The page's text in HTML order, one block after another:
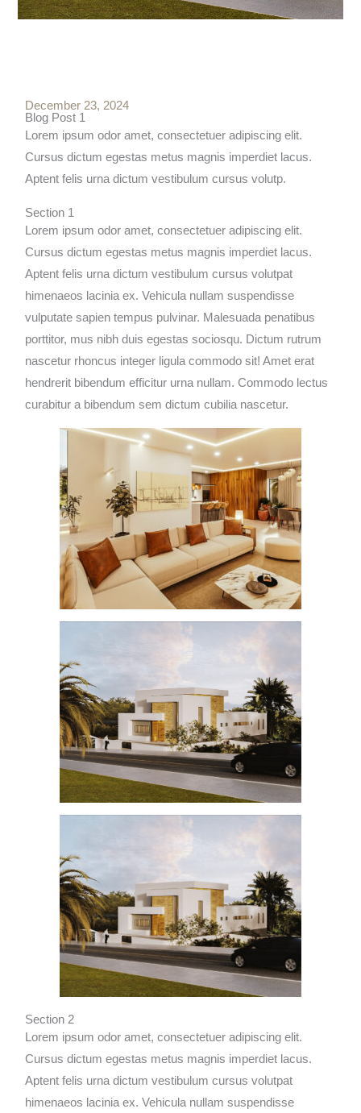
December 23, 2024
Blog Post 1
Lorem ipsum odor amet, consectetuer adipiscing elit.
Cursus dictum egestas metus magnis imperdiet lacus.
Aptent felis urna dictum vestibulum cursus volutp.
Section 1
Lorem ipsum odor amet, consectetuer adipiscing elit.
Cursus dictum egestas metus magnis imperdiet lacus.
Aptent felis urna dictum vestibulum cursus volutpat
himenaeos lacinia ex. Vehicula nullam suspendisse
vulputate sapien tempus pulvinar. Malesuada penatibus
porttitor, mus nibh duis egestas sociosqu. Dictum rutrum
nascetur rhoncus integer ligula commodo sit! Amet erat
hendrerit bibendum efficitur urna nullam. Commodo lectus
curabitur a bibendum sem dictum cubilia nascetur.
Section 2
Lorem ipsum odor amet, consectetuer adipiscing elit.
Cursus dictum egestas metus magnis imperdiet lacus.
Aptent felis urna dictum vestibulum cursus volutpat
himenaeos lacinia ex. Vehicula nullam suspendisse